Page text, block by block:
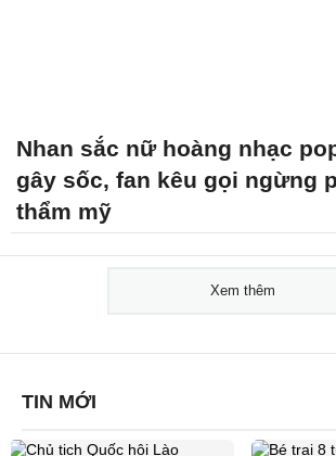
Nhan sắc nữ hoàng nhạc
gây sốc, fan kêu gọi ngừng
thẩm mỹ
Xem thêm
TIN MỚI